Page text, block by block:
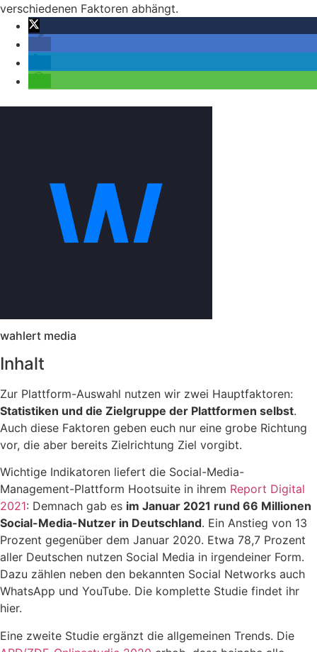
verschiedenen Faktoren abhängt.
wahlert media
Inhalt
Zur Plattform-Auswahl nutzen wir zwei Hauptfaktoren:
Statistiken und die Zielgruppe der Plattformen selbst.
Auch diese Faktoren geben euch nur eine grobe Richtung
vor, die aber bereits Zielrichtung Ziel vorgibt.
Wichtige Indikatoren liefert die Social-Media-
Management-Plattform Hootsuite in ihrem Report Digital
2021: Demnach gab es im Januar 2021 rund 66 Millionen
Social-Media-Nutzer in Deutschland. Ein Anstieg von 13
Prozent gegenüber dem Januar 2020. Etwa 78,7 Prozent
aller Deutschen nutzen Social Media in irgendeiner Form.
Dazu zählen neben den bekannten Social Networks auch
WhatsApp und YouTube. Die komplette Studie findet ihr
hier.
Eine zweite Studie ergänzt die allgemeinen Trends. Die